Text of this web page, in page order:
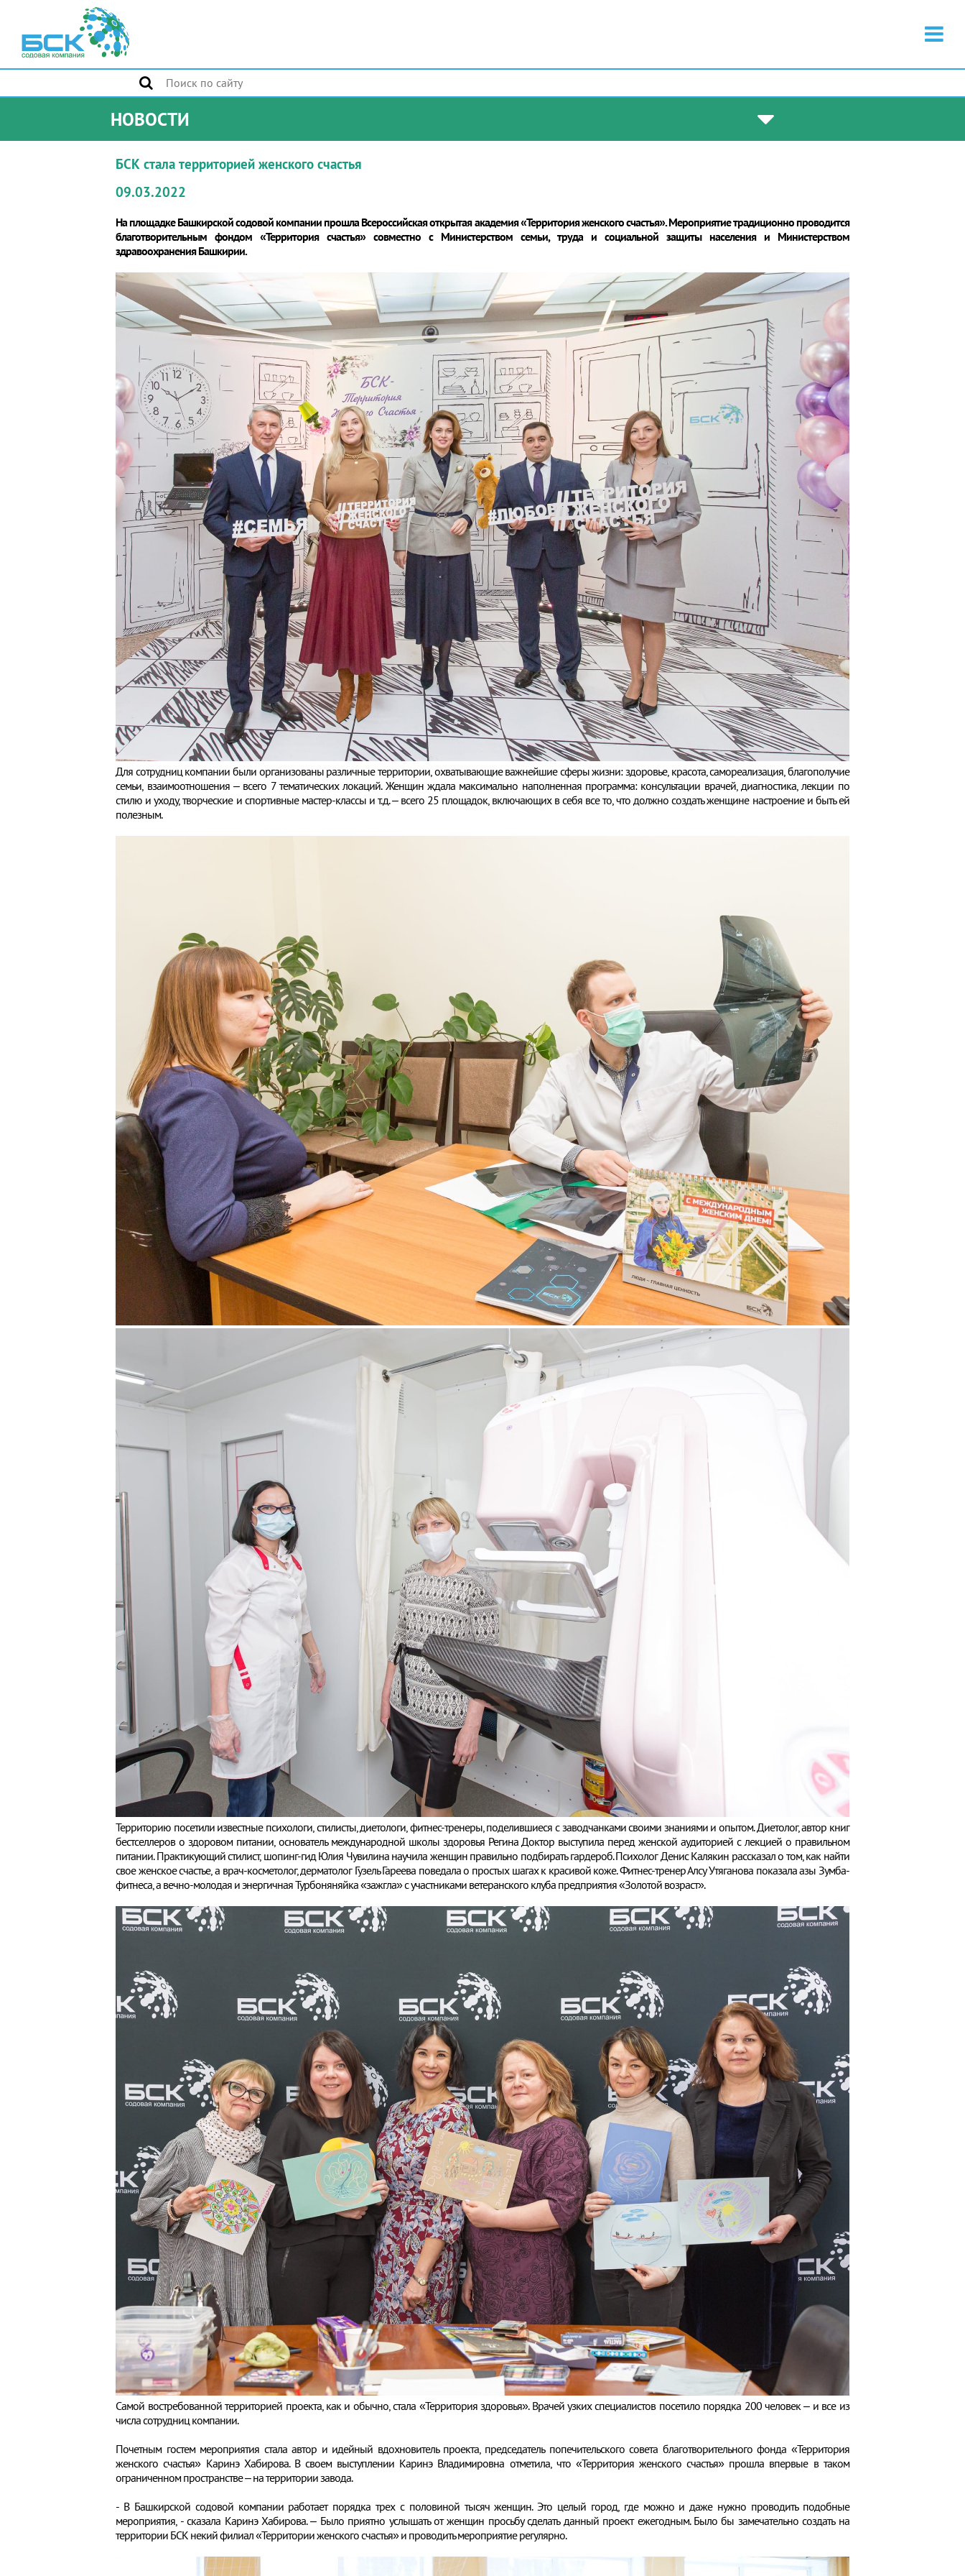
НОВОСТИ
БСК стала территорией женского счастья
09.03.2022
На площадке Башкирской содовой компании прошла Всероссийская открытая академия «Территория женского счастья». Мероприятие традиционно проводится
благотворительным фондом «Территория счастья» совместно с Министерством семьи, труда и социальной защиты населения и Министерством
здравоохранения Башкирии.
Для сотрудниц компании были организованы различные территории, охватывающие важнейшие сферы жизни: здоровье, красота, самореализация, благополучие
семьи, взаимоотношения – всего 7 тематических локаций. Женщин ждала максимально наполненная программа: консультации врачей, диагностика, лекции по
стилю и уходу, творческие и спортивные мастер-классы и т.д. – всего 25 площадок, включающих в себя все то, что должно создать женщине настроение и быть ей
полезным.
Территорию посетили известные психологи, стилисты, диетологи, фитнес-тренеры, поделившиеся с заводчанками своими знаниями и опытом. Диетолог, автор книг
бестселлеров о здоровом питании, основатель международной школы здоровья Регина Доктор выступила перед женской аудиторией с лекцией о правильном
питании. Практикующий стилист, шопинг-гид Юлия Чувилина научила женщин правильно подбирать гардероб. Психолог Денис Калякин рассказал о том, как найти
свое женское счастье, а врач-косметолог, дерматолог Гузель Гареева поведала о простых шагах к красивой коже. Фитнес-тренер Алсу Утяганова показала азы Зумба-
фитнеса, а вечно-молодая и энергичная Турбоняняйка «зажгла» с участниками ветеранского клуба предприятия «Золотой возраст».
Самой востребованной территорией проекта, как и обычно, стала «Территория здоровья». Врачей узких специалистов посетило порядка 200 человек – и все из
числа сотрудниц компании.
Почетным гостем мероприятия стала автор и идейный вдохновитель проекта, председатель попечительского совета благотворительного фонда «Территория
женского счастья» Каринэ Хабирова. В своем выступлении Каринэ Владимировна отметила, что «Территория женского счастья» прошла впервые в таком
ограниченном пространстве – на территории завода.
- В Башкирской содовой компании работает порядка трех с половиной тысяч женщин. Это целый город, где можно и даже нужно проводить подобные
мероприятия, - сказала Каринэ Хабирова. – Было приятно услышать от женщин просьбу сделать данный проект ежегодным. Было бы замечательно создать на
территории БСК некий филиал «Территории женского счастья» и проводить мероприятие регулярно.